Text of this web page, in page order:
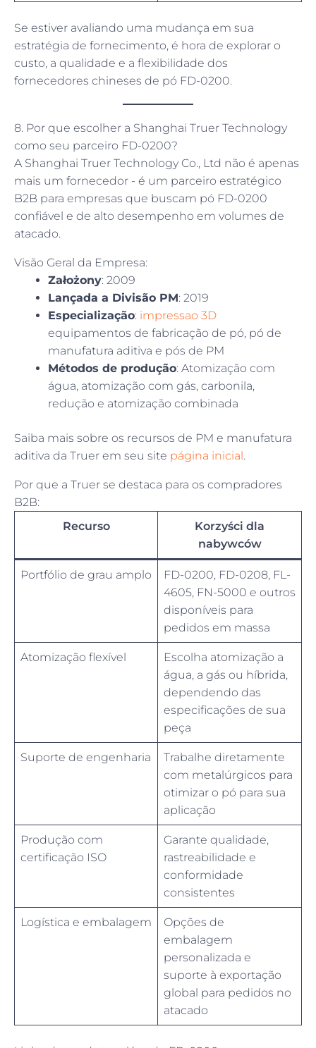
Se estiver avaliando uma mudança em sua
estratégia de fornecimento, é hora de explorar o
custo, a qualidade e a flexibilidade dos
fornecedores chineses de pó FD-0200.
8. Por que escolher a Shanghai Truer Technology
como seu parceiro FD-0200?
A Shanghai Truer Technology Co., Ltd não é apenas
mais um fornecedor - é um parceiro estratégico
B2B para empresas que buscam pó FD-0200
confiável e de alto desempenho em volumes de
atacado.
Visão Geral da Empresa:
Założony: 2009
Lançada a Divisão PM: 2019
Especialização: impressao 3D
equipamentos de fabricação de pó, pó de
manufatura aditiva e pós de PM
Métodos de produção: Atomização com
água, atomização com gás, carbonila,
redução e atomização combinada
Saiba mais sobre os recursos de PM e manufatura
aditiva da Truer em seu site página inicial.
Por que a Truer se destaca para os compradores
B2B:
Recurso
Korzyści dla
nabywców
Portfólio de grau amplo
FD-0200, FD-0208, FL-
4605, FN-5000 e outros
disponíveis para
pedidos em massa
Atomização flexível
Escolha atomização a
água, a gás ou híbrida,
dependendo das
especificações de sua
peça
Suporte de engenharia
Trabalhe diretamente
com metalúrgicos para
otimizar o pó para sua
aplicação
Produção com
certificação ISO
Garante qualidade,
rastreabilidade e
conformidade
consistentes
Logística e embalagem
Opções de
embalagem
personalizada e
suporte à exportação
global para pedidos no
atacado